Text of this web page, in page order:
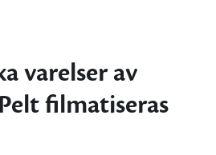
varelser av
filmatiseras